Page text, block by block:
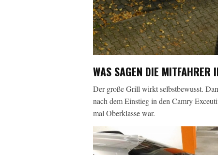
WAS SAGEN DIE MITFAHRER
Der große Grill wirkt selbstbewusst.
nach dem Einstieg in den Camry
mal Oberklasse war.